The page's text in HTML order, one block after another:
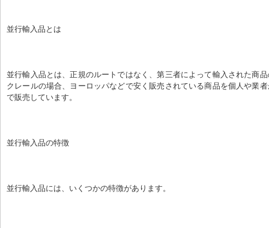
並行輸入品とは
並行輸入品とは、正規のルートではなく、第三者によって輸入された商
クレールの場合、ヨーロッパなどで安く販売されている商品を個人や業
で販売しています。
並行輸入品の特徴
並行輸入品には、いくつかの特徴があります。